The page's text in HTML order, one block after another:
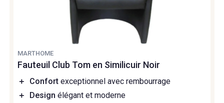
MARTHOME
Fauteuil Club Tom en Similicuir Noir
＋ Confort exceptionnel avec rembourrage
＋
Design élégant et moderne